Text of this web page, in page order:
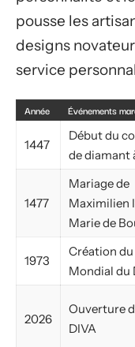
pousse les
designs
service
Année Événements
1447
Début du
de diamant
1477
Mariage de
Maximilien
Marie de
1973
Création
Mondial du
2026
Ouverture
DIVA